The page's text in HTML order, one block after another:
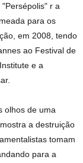
r a
para os
em 2008, tendo
ao Festival de
e a
olhos de uma
a destruição
tomam
para a